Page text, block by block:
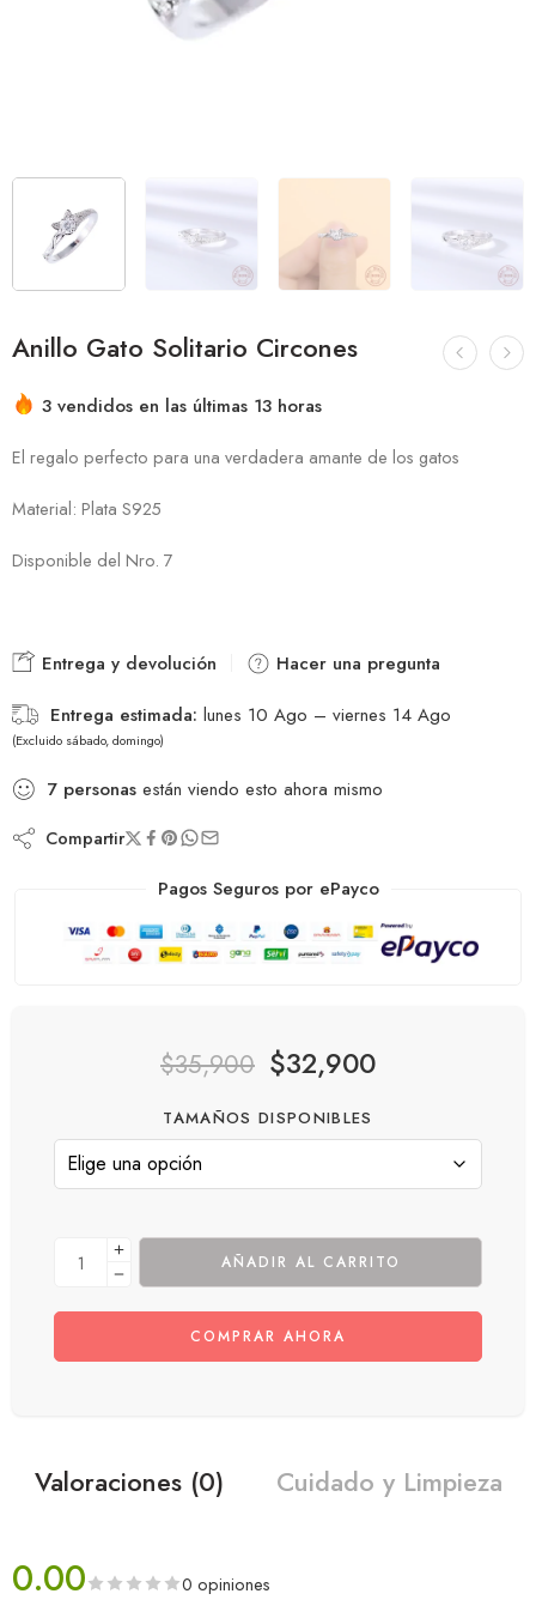
Anillo Gato Solitario Circones
3 vendidos en las últimas 13 horas
El regalo perfecto para una verdadera amante de los gatos
Material: Plata S925
Disponible del Nro. 7
Entrega y devolución
Hacer una pregunta
Entrega estimada: lunes 10 Ago – viernes 14 Ago
(Excluido sábado, domingo)
7 personas están viendo esto ahora mismo
Compartir
Pagos Seguros por ePayco
$35,900 $32,900
TAMAÑOS DISPONIBLES
AÑADIR AL CARRITO
COMPRAR AHORA
Valoraciones (0) Cuidado y Limpieza
0.00 0 opiniones